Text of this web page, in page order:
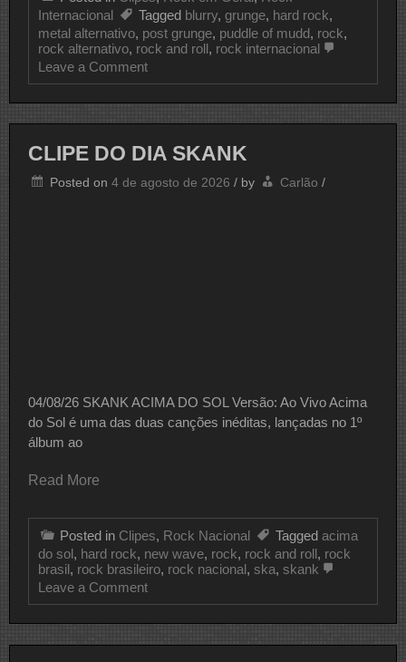
Internacional
Tagged blurry, grunge, hard rock,
metal alternativo, post grunge, puddle of mudd, rock,
rock alternativo, rock and roll, rock internacional
Leave a Commenton
CLIPE
PUDDLE
OF
MUDD
CLIPE DO DIA SKANK
Posted on 4 de agosto de 2026 / by Carlão /
04/08/26 SKANK ACIMA DO SOL Versão: Ao Vivo Acima
do Sol é uma das duas canções inéditas, lançadas no 1º
álbum ao
Read More
Posted in Clipes, Rock Nacional Tagged acima
do sol, hard rock, new wave, rock, rock and roll, rock
brasil, rock brasileiro, rock nacional, ska, skank
Leave a Commenton
CLIPE
SKANK